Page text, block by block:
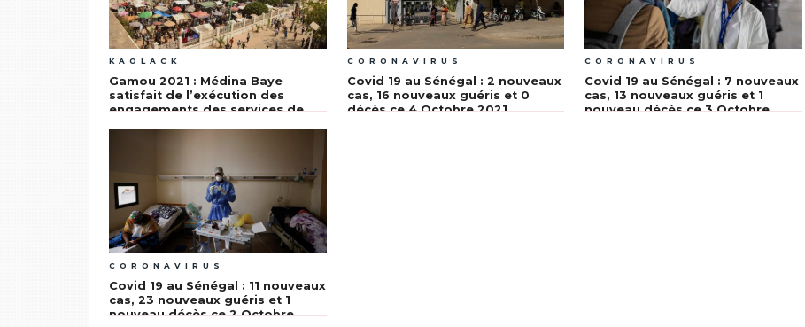
KAOLACK
Gamou 2021 : Médina Baye
satisfait de l’exécution des
engagements des services de
CORONAVIRUS
Covid 19 au Sénégal : 2 nouveaux
cas, 16 nouveaux guéris et 0
décès ce 4 Octobre 2021
CORONAVIRUS
Covid 19 au Sénégal : 7 nouveaux
cas, 13 nouveaux guéris et 1
nouveau décès ce 3 Octobre
CORONAVIRUS
Covid 19 au Sénégal : 11 nouveaux
cas, 23 nouveaux guéris et 1
nouveau décès ce 2 Octobre